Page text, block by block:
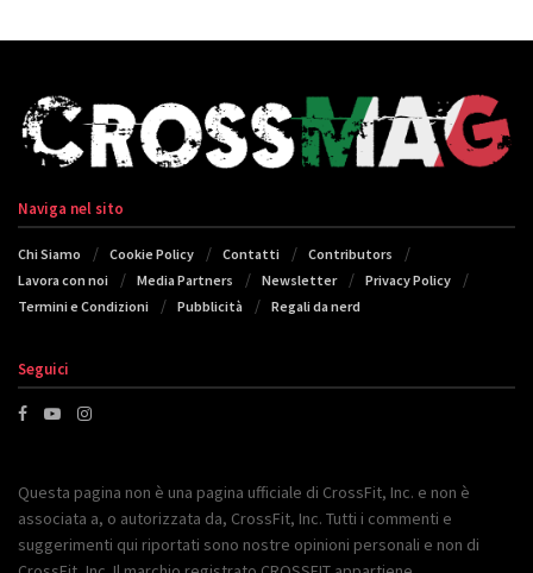
Naviga nel sito
Chi Siamo Cookie Policy Contatti
Contributors
Lavora con noi
Media Partners Newsletter
Privacy Policy
Termini e Condizioni
Pubblicità Regali da nerd
Seguici
Questa pagina non è una pagina ufficiale di CrossFit, Inc. e non è
associata a, o autorizzata da, CrossFit, Inc. Tutti i commenti e
suggerimenti qui riportati sono nostre opinioni personali e non di